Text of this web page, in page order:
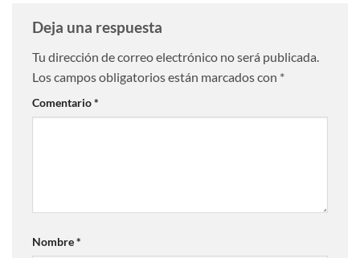
Deja una respuesta
Tu dirección de correo electrónico no será publicada.
Los campos obligatorios están marcados con *
Comentario*
Nombre*